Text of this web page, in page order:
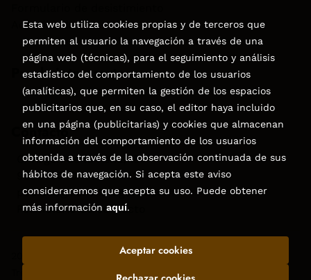
Accesibilidad
Puede interesarte
Contacto
C/Virgen de la Peña, 15
928858050–928531142
pedidos@libreriatagoror.com
Formulario de contacto
Librería Tagoror. Todos los Derechos Reservados |
Esta web utiliza cookies propias y de terceros que
permiten al usuario la navegación a través de una
página web (técnicas), para el seguimiento y análisis
estadístico del comportamiento de los usuarios
(analíticas), que permiten la gestión de los espacios
publicitarios que, en su caso, el editor haya incluido
en una página (publicitarias) y cookies que almacenan
información del comportamiento de los usuarios
obtenida a través de la observación continuada de sus
hábitos de navegación. Si acepta este aviso
consideraremos que acepta su uso. Puede obtener
más información aquí.
Aceptar cookies